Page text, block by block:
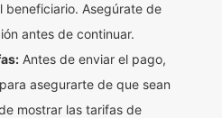
beneficiario. Asegúrate de
antes de continuar.
Antes de enviar el pago,
asegurarte de que sean
mostrar las tarifas de